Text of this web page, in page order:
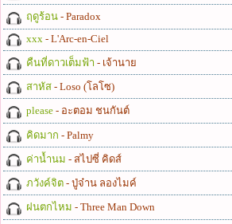
ฤดูร้อน - Paradox
xxx - L'Arc-en-Ciel
คืนที่ดาวเต็มฟ้า - เจ้านาย
สาหัส - Loso (โลโซ)
please - อะตอม ชนกันต์
คิดมาก - Palmy
ค่าน้ำนม - สไปซี่ คิดส์
ภวังค์จิต - ปู่จ๋าน ลองไมค์
ฝนตกไหม - Three Man Down